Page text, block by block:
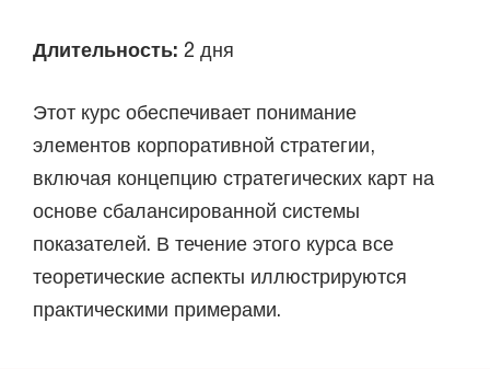
Длительность: 2 дня
Этот курс обеспечивает понимание
элементов корпоративной стратегии,
включая концепцию стратегических карт на
основе сбалансированной системы
показателей. В течение этого курса все
теоретические аспекты иллюстрируются
практическими примерами.